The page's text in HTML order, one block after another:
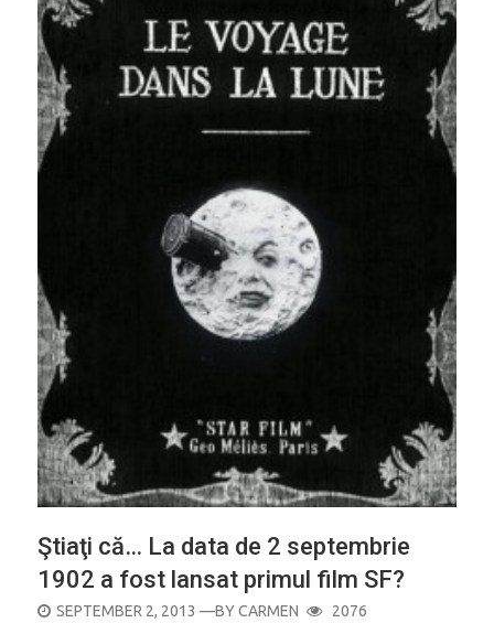
Ştiaţi că… La data de 2 septembrie
1902 a fost lansat primul film SF?
POSTED
SEPTEMBER 2, 2013 —BYCARMEN 2076